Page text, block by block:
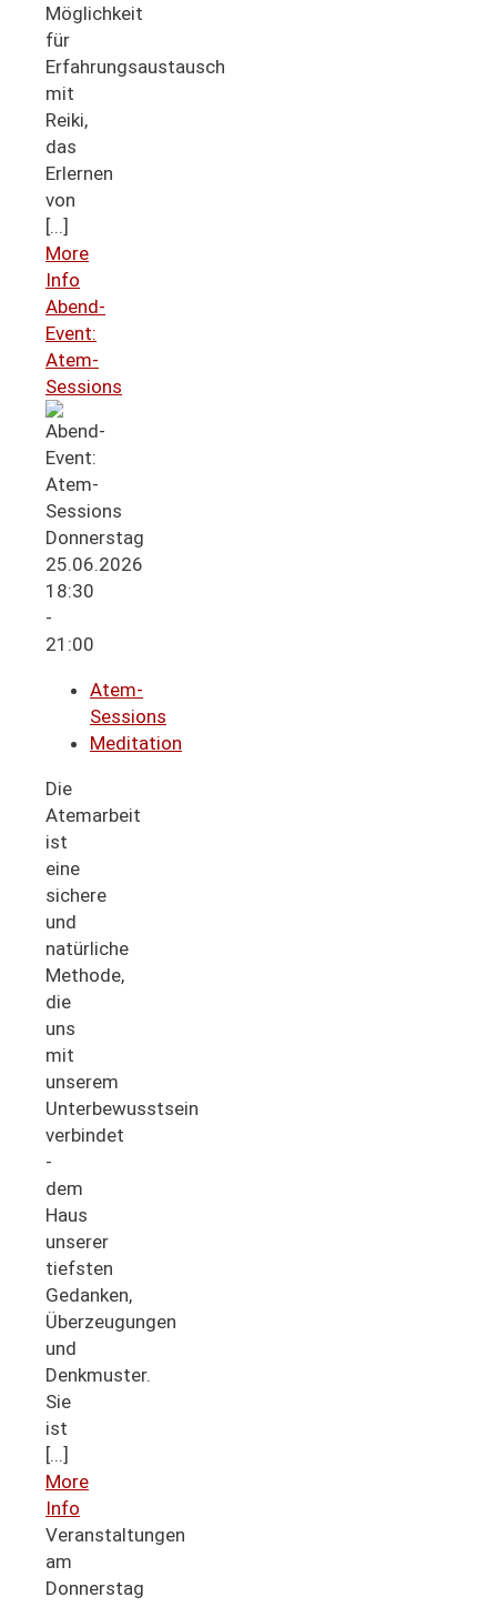
Möglichkeit
für
Erfahrungsaustausch
mit
Reiki,
das
Erlernen
von
[...]
More
Info
Abend-
Event:
Atem-
Sessions
Donnerstag
25.06.2026
18:30
-
21:00
Atem-
Sessions
Meditation
Die
Atemarbeit
ist
eine
sichere
und
natürliche
Methode,
die
uns
mit
unserem
Unterbewusstsein
verbindet
-
dem
Haus
unserer
tiefsten
Gedanken,
Überzeugungen
und
Denkmuster.
Sie
ist
[...]
More
Info
Veranstaltungen
am
Donnerstag